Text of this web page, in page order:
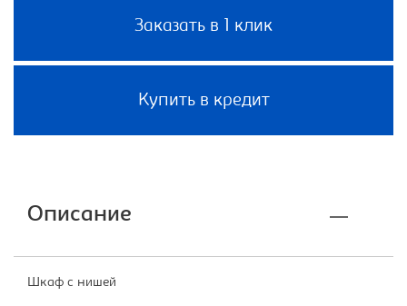
Заказать в 1 клик
Купить в кредит
Описание
Шкаф с нишей